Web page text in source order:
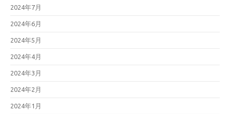
2024年7月
2024年6月
2024年5月
2024年4月
2024年3月
2024年2月
2024年1月